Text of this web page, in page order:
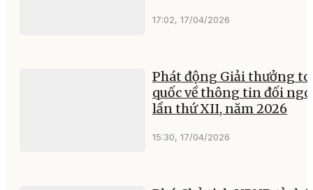
17:02, 17/04/2026
Phát động Giải thưởng
quốc về thông tin đối
lần thứ XII, năm 2026
15:30, 17/04/2026